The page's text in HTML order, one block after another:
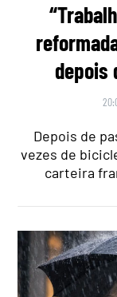
depois
Depois de
vezes de
carteira